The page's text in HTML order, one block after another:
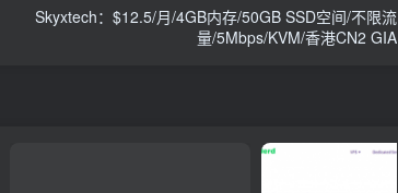
Skyxtech：$12.5/月/4GB内存/50GB SSD空间/不限流
量/5Mbps/KVM/香港CN2 GIA